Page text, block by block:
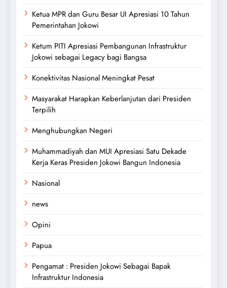
Ketua MPR dan Guru Besar UI Apresiasi 10 Tahun
Pemerintahan Jokowi
Ketum PITI Apresiasi Pembangunan Infrastruktur
Jokowi sebagai Legacy bagi Bangsa
Konektivitas Nasional Meningkat Pesat
Masyarakat Harapkan Keberlanjutan dari Presiden
Terpilih
Menghubungkan Negeri
Muhammadiyah dan MUI Apresiasi Satu Dekade
Kerja Keras Presiden Jokowi Bangun Indonesia
Nasional
news
Opini
Papua
Pengamat : Presiden Jokowi Sebagai Bapak
Infrastruktur Indonesia